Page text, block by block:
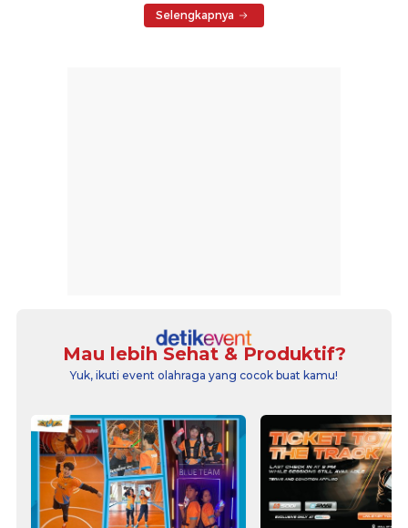
Selengkapnya
Mau lebih Sehat & Produktif?
Yuk, ikuti event olahraga yang cocok buat kamu!